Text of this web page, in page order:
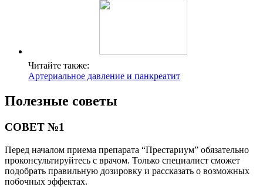
Читайте также:
Артериальное давление и панкреатит
Полезные советы
СОВЕТ №1
Перед началом приема препарата “Престариум” обязательно
проконсультируйтесь с врачом. Только специалист сможет
подобрать правильную дозировку и рассказать о возможных
побочных эффектах.